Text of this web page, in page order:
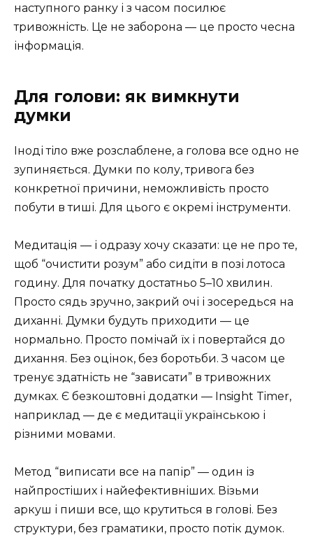
наступного ранку і з часом посилює
тривожність. Це не заборона — це просто чесна
інформація.
Для голови: як вимкнути
думки
Іноді тіло вже розслаблене, а голова все одно не
зупиняється. Думки по колу, тривога без
конкретної причини, неможливість просто
побути в тиші. Для цього є окремі інструменти.
Медитація — і одразу хочу сказати: це не про те,
щоб “очистити розум” або сидіти в позі лотоса
годину. Для початку достатньо 5–10 хвилин.
Просто сядь зручно, закрий очі і зосередься на
диханні. Думки будуть приходити — це
нормально. Просто помічай їх і повертайся до
дихання. Без оцінок, без боротьби. З часом це
тренує здатність не “зависати” в тривожних
думках. Є безкоштовні додатки — Insight Timer,
наприклад — де є медитації українською і
різними мовами.
Метод “виписати все на папір” — один із
найпростіших і найефективніших. Візьми
аркуш і пиши все, що крутиться в голові. Без
структури, без граматики, просто потік думок.